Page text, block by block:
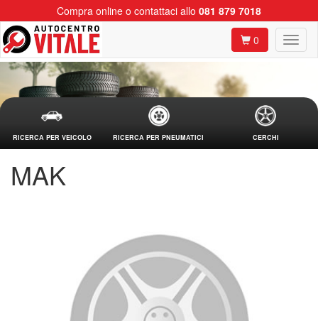
Compra online o contattaci allo 081 879 7018
0
RICERCA PER VEICOLO RICERCA PER PNEUMATICI CERCHI
MAK